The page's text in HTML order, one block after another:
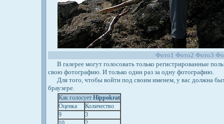
Фото1 Фото2 Фото3
В галерее могут голосовать только регистрированные
свою фотографию. И только один раз за одну фотографию.
Для того, чтобы войти под своим именем, у вас должна
браузере.
Как голосует Hippokrat
Оценка
Количество
9
3